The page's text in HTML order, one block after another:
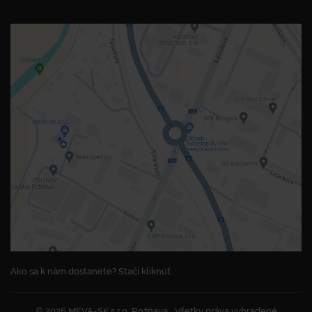
Ako sa k nám dostanete? Stačí kliknúť.